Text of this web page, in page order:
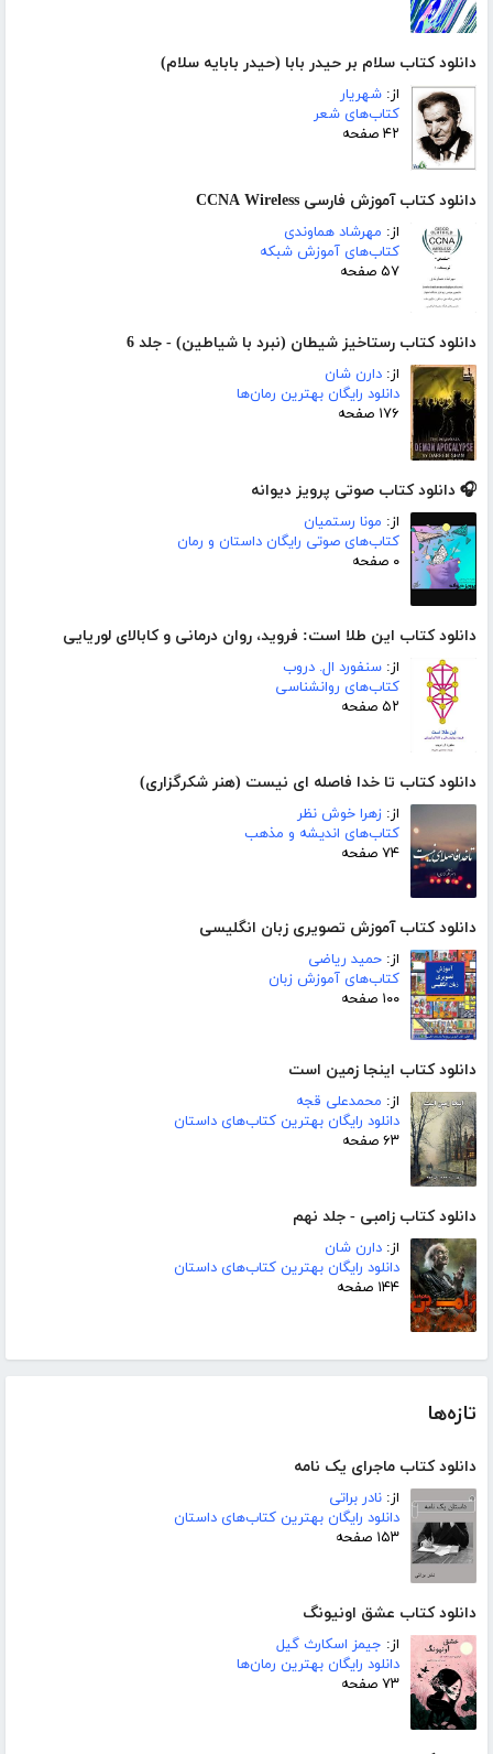
دانلود کتاب سلام بر حیدر بابا (حیدر بابایه سلام)
از: شهریار
کتاب‌های شعر
۴۲ صفحه
دانلود کتاب آموزش فارسی CCNA Wireless
از: مهرشاد هماوندی
کتاب‌های آموزش شبکه
۵۷ صفحه
دانلود کتاب رستاخیز شیطان (نبرد با شیاطین) - جلد 6
از: دارن شان
دانلود رایگان بهترین رمان‌ها
۱۷۶ صفحه
🎧 دانلود کتاب صوتی پرویز دیوانه
از: مونا رستمیان
کتاب‌های صوتی رایگان داستان و رمان
۰ صفحه
دانلود کتاب این طلا است: فروید، روان‌ درمانی و کابالای لوریایی
از: سنفورد ال. دروب
کتاب‌های روانشناسی
۵۲ صفحه
دانلود کتاب تا خدا فاصله ای نیست (هنر شکرگزاری)
از: زهرا خوش نظر
کتاب‌های اندیشه و مذهب
۷۴ صفحه
دانلود کتاب آموزش تصویری زبان انگلیسی
از: حمید ریاضی
کتاب‌های آموزش زبان
۱۰۰ صفحه
دانلود کتاب اینجا زمین است
از: محمدعلی قجه
دانلود رایگان بهترین کتاب‌های داستان
۶۳ صفحه
دانلود کتاب زامبی - جلد نهم
از: دارن شان
دانلود رایگان بهترین کتاب‌های داستان
۱۴۴ صفحه
تازه‌ها
دانلود کتاب ماجرای یک نامه
از: نادر براتی
دانلود رایگان بهترین کتاب‌های داستان
۱۵۳ صفحه
دانلود کتاب عشق اونیونگ
از: جیمز اسکارث گیل
دانلود رایگان بهترین رمان‌ها
۷۳ صفحه